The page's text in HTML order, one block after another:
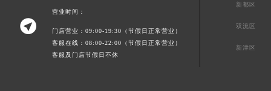

营业时间：
门店营业：09:00-19:30（节假日正常营业）
客服在线：08:00-22:00（节假日正常营业）
客服及门店节假日不休
新都区
双流区
新津区